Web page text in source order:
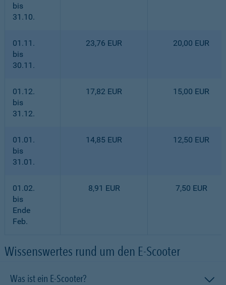
bis
31.10.
01.11.
bis
30.11.
23,76 EUR 20,00 EUR
01.12.
bis
31.12.
17,82 EUR 15,00 EUR
01.01.
bis
31.01.
14,85 EUR 12,50 EUR
01.02.
bis
Ende
Feb.
8,91 EUR 7,50 EUR
Wissenswertes rund um den E-Scooter
Was ist ein E-Scooter?